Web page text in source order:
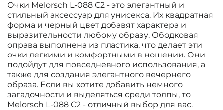
Очки Melorsch L-088 C2 - это элегантный и
стильный аксессуар для унисекса. Их квадратная
форма и черный цвет добавят характера и
выразительности любому образу. Ободковая
оправа выполнена из пластика, что делает эти
очки легкими и комфортными в ношении. Они
подойдут для повседневного использования, а
также для создания элегантного вечернего
образа. Если вы хотите добавить немного
загадочности и выделяться среди толпы, то
Melorsch L-088 C2 - отличный выбор для вас.